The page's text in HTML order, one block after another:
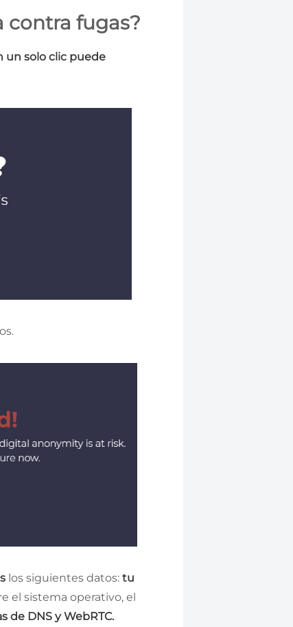
contra fugas?
un solo clic puede
los siguientes datos: tu
el sistema operativo, el
de DNS y WebRTC.